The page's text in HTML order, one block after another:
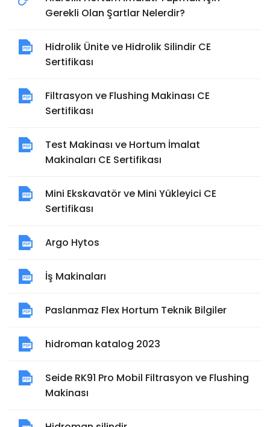
Gerekli Olan Şartlar Nelerdir?
Hidrolik Ünite ve Hidrolik Silindir CE
Sertifikası
Filtrasyon ve Flushing Makinası CE
Sertifikası
Test Makinası ve Hortum İmalat
Makinaları CE Sertifikası
Mini Ekskavatör ve Mini Yükleyici CE
Sertifikası
Argo Hytos
İş Makinaları
Paslanmaz Flex Hortum Teknik Bilgiler
hidroman katalog 2023
Seide RK91 Pro Mobil Filtrasyon ve Flushing
Makinası